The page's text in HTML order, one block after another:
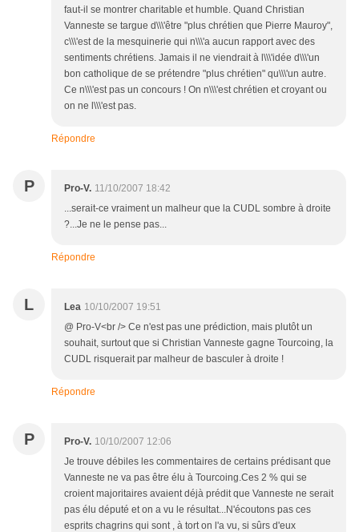
faut-il se montrer charitable et humble. Quand Christian
Vanneste se targue d\\\'être "plus chrétien que Pierre Mauroy",
c\\\'est de la mesquinerie qui n\\\'a aucun rapport avec des
sentiments chrétiens. Jamais il ne viendrait à l\\\'idée d\\\'un
bon catholique de se prétendre "plus chrétien" qu\\\'un autre.
Ce n\\\'est pas un concours ! On n\\\'est chrétien et croyant ou
on ne l\\\'est pas.
Répondre
P Pro-V. 11/10/2007 18:42
...serait-ce vraiment un malheur que la CUDL sombre à droite
?...Je ne le pense pas...
Répondre
L Lea 10/10/2007 19:51
@ Pro-V<br /> Ce n'est pas une prédiction, mais plutôt un
souhait, surtout que si Christian Vanneste gagne Tourcoing, la
CUDL risquerait par malheur de basculer à droite !
Répondre
P Pro-V. 10/10/2007 12:06
Je trouve débiles les commentaires de certains prédisant que
Vanneste ne va pas être élu à Tourcoing.Ces 2 % qui se
croient majoritaires avaient déjà prédit que Vanneste ne serait
pas élu député et on a vu le résultat...N'écoutons pas ces
esprits chagrins qui sont , à tort on l'a vu, si sûrs d'eux